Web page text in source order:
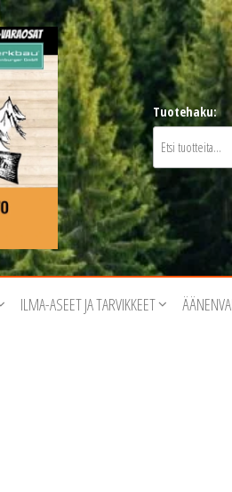
Tuotehaku:
ILMA-ASEET JA TARVIKKEET